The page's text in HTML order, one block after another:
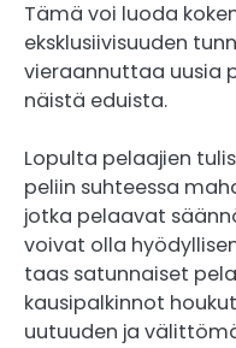
Tämä voi luoda
eksklusiivisuuden
vieraannuttaa uusia
näistä eduista.
Lopulta pelaajien
peliin suhteessa
jotka pelaavat
voivat olla
taas satunnaiset
kausipalkinnot
uutuuden ja